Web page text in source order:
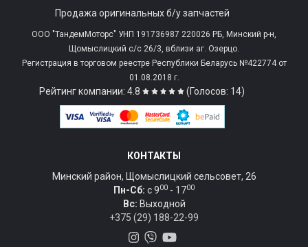
Продажа оригинальных б/у запчастей
ООО "ТандемМоторс" УНП 191736987 220026 РБ, Минский р-н,
Щомыслицкий с/c 26/3, вблизи аг. Озерцо.
Регистрация в торговом реестре Республики Беларусь №422774 от
01.08.2018 г.
Рейтинг компании: 4.8 (Голосов: 14)
КОНТАКТЫ
Минский район, Щомыслицкий сельсовет, 26
Пн-Сб: c 900 - 1700
Вс: Выходной
+375 (29) 188-22-99